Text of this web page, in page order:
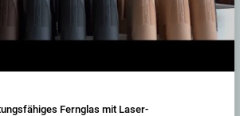
Fernglas mit Laser-